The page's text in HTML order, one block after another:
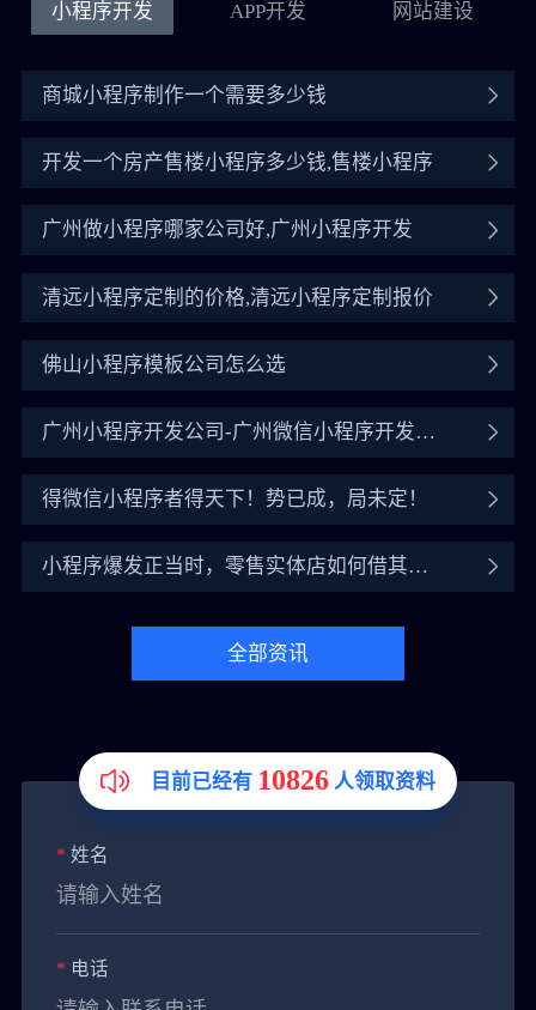
小程序开发 APP开发 网站建设
商城小程序制作一个需要多少钱
开发一个房产售楼小程序多少钱,售楼小程序
广州做小程序哪家公司好,广州小程序开发
清远小程序定制的价格,清远小程序定制报价
佛山小程序模板公司怎么选
广州小程序开发公司-广州微信小程序开发公
得微信小程序者得天下！势已成，局未定！
小程序爆发正当时，零售实体店如何借其翻
全部资讯
* 姓名
* 电话
目前已经有 10826 人领取资料